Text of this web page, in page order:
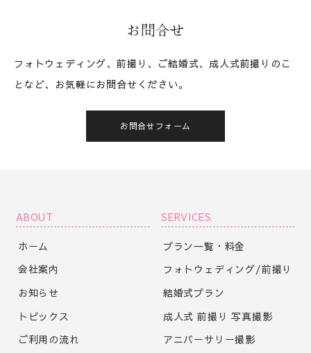
お問合せ
フォトウェディング、前撮り、ご結婚式、成人式前撮りのこ
となど、お気軽にお問合せください。
お問合せフォーム
ABOUT
ホーム
会社案内
お知らせ
トピックス
ご利用の流れ
SERVICES
プラン一覧・料金
フォトウェディング/前撮り
結婚式プラン
成人式 前撮り 写真撮影
アニバーサリー撮影